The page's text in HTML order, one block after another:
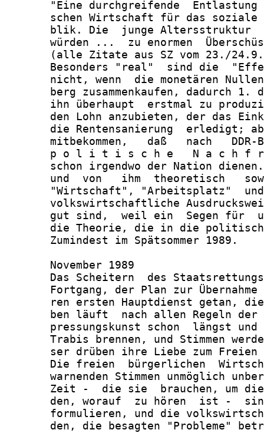
"Eine durchgreifende
schen Wirtschaft für das
blik. Die  junge Altersstruktur
würden ...  zu enormen
(alle Zitate aus SZ vom 23./
Besonders "real"  sind die
nicht, wenn  die monetären
berg zusammenkaufen, dadurch 1.
ihn überhaupt  erstmal zu
den Lohn anzubieten, der das
die Rentensanierung  erledigt;
mitbekommen,   daß   nach
p o l i t i s c h e   N a c h f
schon irgendwo der Nation
und  von   ihm  theoretisch
"Wirtschaft", "Arbeitsplatz"
volkswirtschaftliche
gut sind,  weil ein  Segen für
die Theorie, die in die
       Zumindest im Spätsommer 1989.
       November 1989
Das Scheitern  des
Fortgang, der Plan zur
ren ersten Hauptdienst getan,
ben läuft  nach allen Regeln
pressungskunst schon  längst
Trabis brennen, und Stimmen
ser drüben ihre Liebe zum Freien
Die freien  bürgerlichen
warnenden Stimmen unmöglich
Zeit -  die sie  brauchen, um
den, worauf  zu hören  ist -
formulieren, und die
den, die besagten "Probleme"